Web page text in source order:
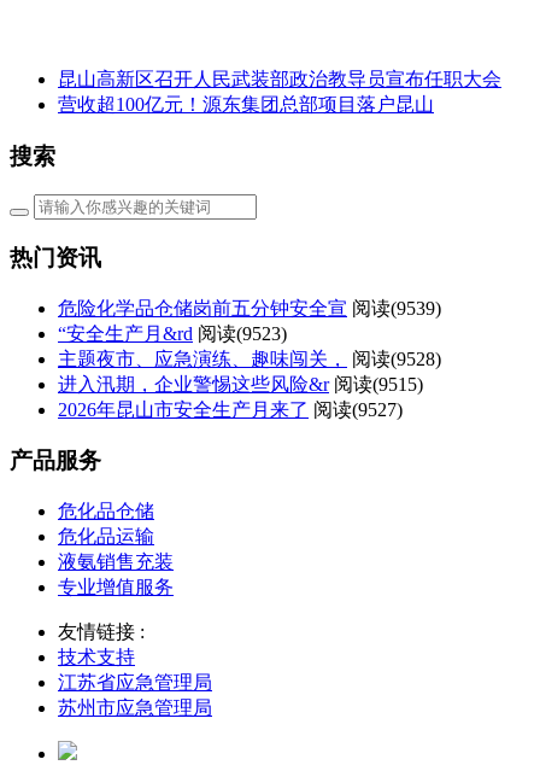
昆山高新区召开人民武装部政治教导员宣布任职大会
营收超100亿元！源东集团总部项目落户昆山
搜索
热门资讯
危险化学品仓储岗前五分钟安全宣 阅读(9539)
“安全生产月&rd 阅读(9523)
主题夜市、应急演练、趣味闯关，
阅读(9528)
进入汛期，企业警惕这些风险&r 阅读(9515)
2026年昆山市安全生产月来了 阅读(9527)
产品服务
危化品仓储
危化品运输
液氨销售充装
专业增值服务
友情链接 :
技术支持
江苏省应急管理局
苏州市应急管理局